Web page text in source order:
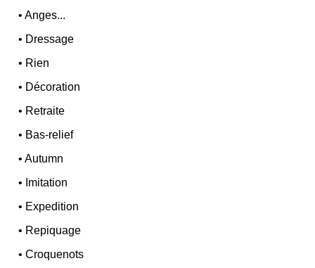
•Anges...
• Dressage
• Rien
• Décoration
• Retraite
• Bas-relief
•Autumn
• Imitation
• Expedition
• Repiquage
•Croquenots